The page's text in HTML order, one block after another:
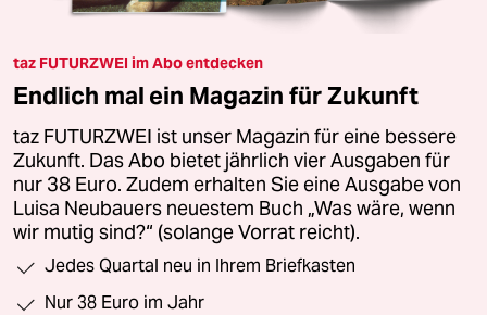
taz FUTURZWEI im Abo entdecken
Endlich mal ein Magazin für Zukunft
taz FUTURZWEI ist unser Magazin für eine bessere
Zukunft. Das Abo bietet jährlich vier Ausgaben für
nur 38 Euro. Zudem erhalten Sie eine Ausgabe von
Luisa Neubauers neuestem Buch „Was wäre, wenn
wir mutig sind?“ (solange Vorrat reicht).
Jedes Quartal neu in Ihrem Briefkasten
Nur 38 Euro im Jahr